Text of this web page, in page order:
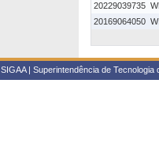
20229039735
20169064050
SIGAA | Superintendência de